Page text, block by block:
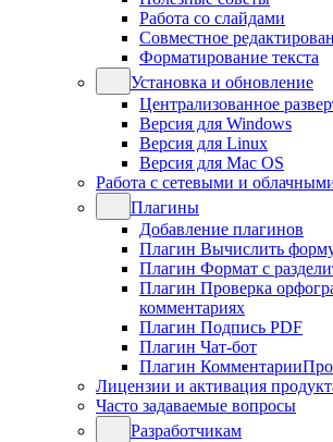
Работа со слайдами
Совместное
Форматирование текста
Установка и обновление
Централизованное
Версия для Windows
Версия для Linux
Версия для Mac OS
Работа с сетевыми и
Плагины
Добавление плагинов
Плагин Вычислить
Плагин Формат с
Плагин Проверка
комментариях
Плагин Подпись PDF
Плагин Чат-бот
Плагин КомментарииПро
Лицензии и активация
Часто задаваемые вопросы
Разработчикам